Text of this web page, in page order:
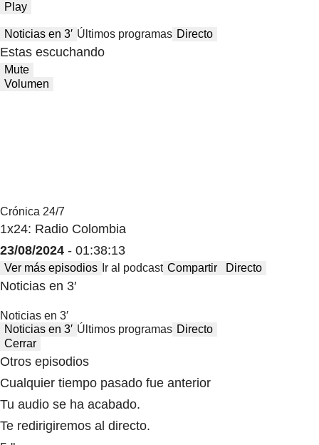
Play
Noticias en 3′ Últimos programas Directo
Estas escuchando
Mute
Volumen
Crónica 24/7
1x24: Radio Colombia
23/08/2024 - 01:38:13
Ver más episodios Ir al podcast Compartir Directo
Noticias en 3′
Noticias en 3′
Noticias en 3′ Últimos programas Directo
Cerrar
Otros episodios
Cualquier tiempo pasado fue anterior
Tu audio se ha acabado.
Te redirigiremos al directo.